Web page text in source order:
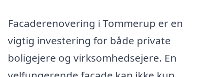
Facaderenovering i Tommerup er en
vigtig investering for både private
boligejere og virksomhedsejere. En